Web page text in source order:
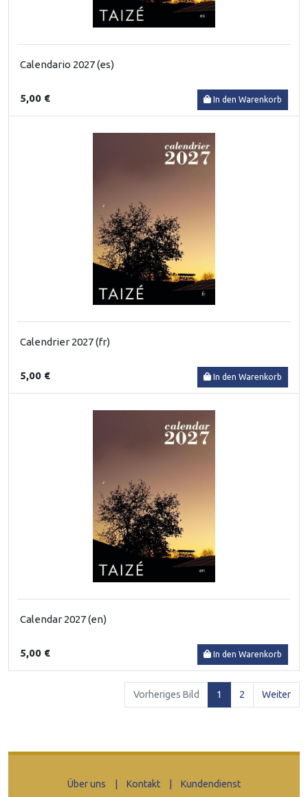
Calendario 2027 (es)
5,00 € In den Warenkorb
Calendrier 2027 (fr)
5,00 € In den Warenkorb
Calendar 2027 (en)
5,00 € In den Warenkorb
Vorheriges Bild 1 (current)
2 Weiter
Über uns Kontakt Kundendienst